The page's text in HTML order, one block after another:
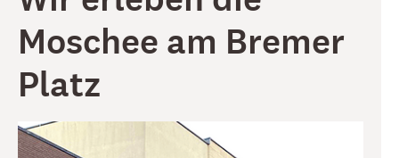
Moschee am Bremer
Platz